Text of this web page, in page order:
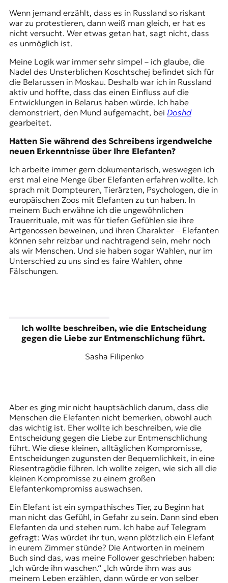
Wenn jemand erzählt, dass es in Russland so riskant
war zu protestieren, dann weiß man gleich, er hat es
nicht versucht. Wer etwas getan hat, sagt nicht, dass
es unmöglich ist.
Meine Logik war immer sehr simpel – ich glaube, die
Nadel des Unsterblichen Koschtschej befindet sich für
die Belarussen in Moskau. Deshalb war ich in Russland
aktiv und hoffte, dass das einen Einfluss auf die
Entwicklungen in Belarus haben würde. Ich habe
demonstriert, den Mund aufgemacht, bei Doshd
gearbeitet.
Hatten Sie während des Schreibens irgendwelche
neuen Erkenntnisse über Ihre Elefanten?
Ich arbeite immer gern dokumentarisch, weswegen ich
erst mal eine Menge über Elefanten erfahren wollte. Ich
sprach mit Dompteuren, Tierärzten, Psychologen, die in
europäischen Zoos mit Elefanten zu tun haben. In
meinem Buch erwähne ich die ungewöhnlichen
Trauerrituale, mit was für tiefen Gefühlen sie ihre
Artgenossen beweinen, und ihren Charakter – Elefanten
können sehr reizbar und nachtragend sein, mehr noch
als wir Menschen. Und sie haben sogar Wahlen, nur im
Unterschied zu uns sind es faire Wahlen, ohne
Fälschungen.
Ich wollte beschreiben, wie die Entscheidung
gegen die Liebe zur Entmenschlichung führt.
Sasha Filipenko
Aber es ging mir nicht hauptsächlich darum, dass die
Menschen die Elefanten nicht bemerken, obwohl auch
das wichtig ist. Eher wollte ich beschreiben, wie die
Entscheidung gegen die Liebe zur Entmenschlichung
führt. Wie diese kleinen, alltäglichen Kompromisse,
Entscheidungen zugunsten der Bequemlichkeit, in eine
Riesentragödie führen. Ich wollte zeigen, wie sich all die
kleinen Kompromisse zu einem großen
Elefantenkompromiss auswachsen.
Ein Elefant ist ein sympathisches Tier, zu Beginn hat
man nicht das Gefühl, in Gefahr zu sein. Dann sind eben
Elefanten da und stehen rum. Ich habe auf Telegram
gefragt: Was würdet ihr tun, wenn plötzlich ein Elefant
in eurem Zimmer stünde? Die Antworten in meinem
Buch sind das, was meine Follower geschrieben haben:
„Ich würde ihn waschen.“ „Ich würde ihm was aus
meinem Leben erzählen, dann würde er von selber